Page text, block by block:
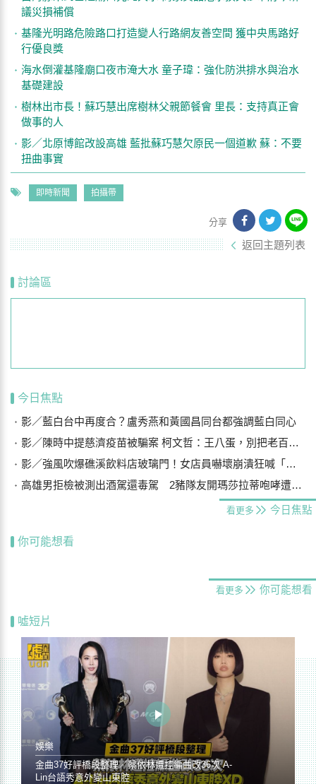
議災損補償
基隆光明路危險路口打造變人行路網友善空間 獲中央馬路好
行優良獎
海水倒灌基隆廟口夜市淹大水 童子瑋：強化防洪排水與治水
基礎建設
樹林出市長！蘇巧慧出席樹林父親節餐會 里長：支持真正會
做事的人
影／北原博館改設高雄 藍批蘇巧慧欠原民一個道歉 蘇：不要
扭曲事實
即時新聞 拍攝帶
分享
返回主題列表
討論區
今日焦點
影／藍白台中再度合？盧秀燕和黃國昌同台都強調藍白同心
影／陳時中提慈濟疫苗被騙案 柯文哲：王八蛋，別把老百姓當白痴
影／強風吹爆礁溪飲料店玻璃門！女店員嚇壞崩潰狂喊「手機在哪？」
高雄男拒檢被測出酒駕還毒駕 2豬隊友開瑪莎拉蒂咆哮遭警壓制
看更多 今日焦點
你可能想看
看更多 你可能想看
噓短片
娛樂
金曲37好評橋段整理／蔡依林遭控編曲改36次 A-
Lin台語秀意外變山東腔